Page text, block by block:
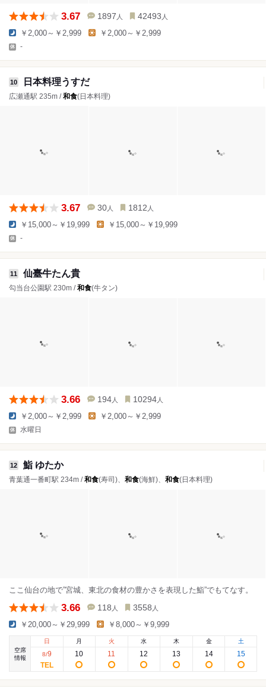
3.67 1897 人 42493 人
￥2,000～￥2,999 ￥2,000～￥2,999
-
10 日本料理うすだ
広瀬通駅 235m /和食(日本料理)
3.67 30 人 1812 人
￥15,000～￥19,999 ￥15,000～￥19,999
-
11 仙臺牛たん貴
勾当台公園駅 230m /和食(牛タン)
3.66 194 人 10294 人
￥2,000～￥2,999 ￥2,000～￥2,999
水曜日
12 鮨 ゆたか
青葉通一番町駅 234m /和食(寿司)、 和食(海鮮)、 和食(日本料理)
ここ仙台の地で”宮城、東北の食材の豊かさを表現した鮨”でもてなす。
3.66 118 人 3558 人
￥20,000～￥29,999 ￥8,000～￥9,999
空席
情報
日
8/9
月
10
火
11
水
12
木
13
金
14
土
15